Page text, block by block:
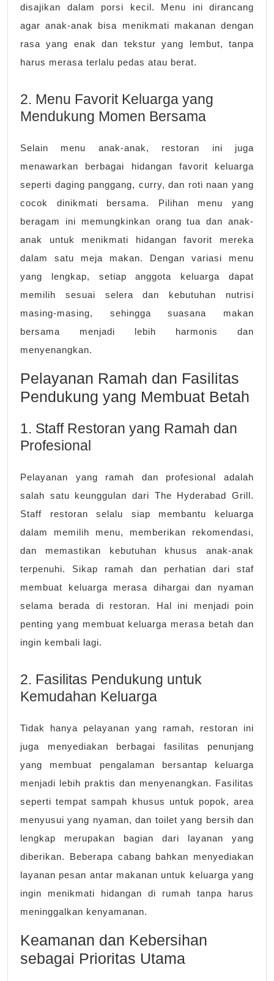
disajikan dalam porsi kecil. Menu ini dirancang
agar anak-anak bisa menikmati makanan dengan
rasa yang enak dan tekstur yang lembut, tanpa
harus merasa terlalu pedas atau berat.
2. Menu Favorit Keluarga yang
Mendukung Momen Bersama
Selain menu anak-anak, restoran ini juga
menawarkan berbagai hidangan favorit keluarga
seperti daging panggang, curry, dan roti naan yang
cocok dinikmati bersama. Pilihan menu yang
beragam ini memungkinkan orang tua dan anak-
anak untuk menikmati hidangan favorit mereka
dalam satu meja makan. Dengan variasi menu
yang lengkap, setiap anggota keluarga dapat
memilih sesuai selera dan kebutuhan nutrisi
masing-masing, sehingga suasana makan
bersama menjadi lebih harmonis dan
menyenangkan.
Pelayanan Ramah dan Fasilitas
Pendukung yang Membuat Betah
1. Staff Restoran yang Ramah dan
Profesional
Pelayanan yang ramah dan profesional adalah
salah satu keunggulan dari The Hyderabad Grill.
Staff restoran selalu siap membantu keluarga
dalam memilih menu, memberikan rekomendasi,
dan memastikan kebutuhan khusus anak-anak
terpenuhi. Sikap ramah dan perhatian dari staf
membuat keluarga merasa dihargai dan nyaman
selama berada di restoran. Hal ini menjadi poin
penting yang membuat keluarga merasa betah dan
ingin kembali lagi.
2. Fasilitas Pendukung untuk
Kemudahan Keluarga
Tidak hanya pelayanan yang ramah, restoran ini
juga menyediakan berbagai fasilitas penunjang
yang membuat pengalaman bersantap keluarga
menjadi lebih praktis dan menyenangkan. Fasilitas
seperti tempat sampah khusus untuk popok, area
menyusui yang nyaman, dan toilet yang bersih dan
lengkap merupakan bagian dari layanan yang
diberikan. Beberapa cabang bahkan menyediakan
layanan pesan antar makanan untuk keluarga yang
ingin menikmati hidangan di rumah tanpa harus
meninggalkan kenyamanan.
Keamanan dan Kebersihan
sebagai Prioritas Utama